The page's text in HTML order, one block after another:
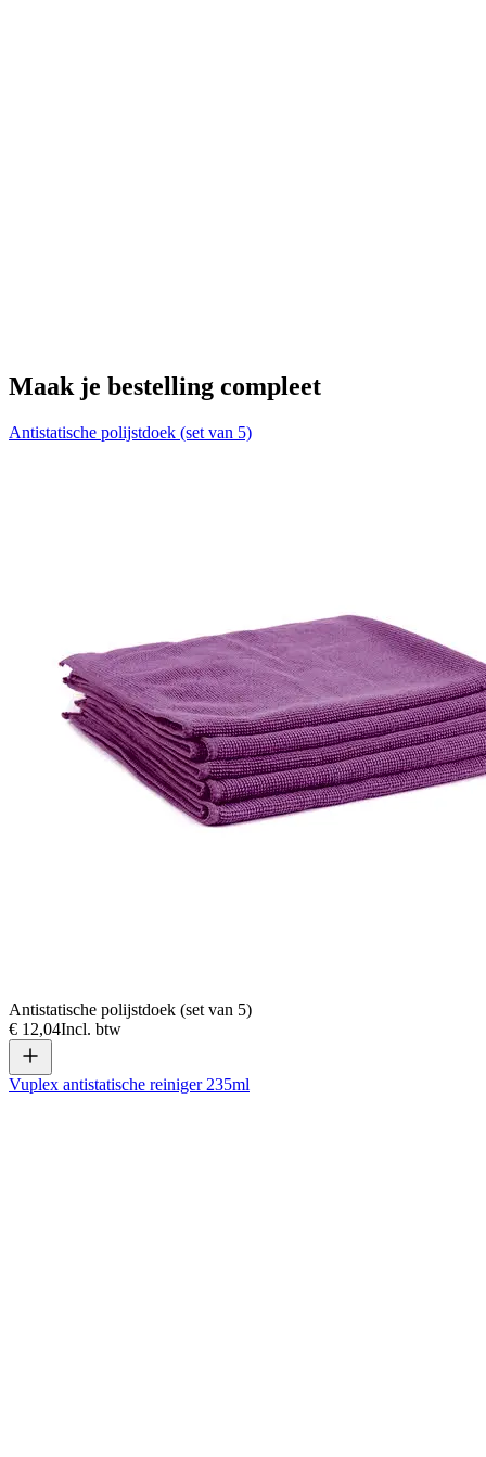
Maak je bestelling compleet
Antistatische polijstdoek (set van 5)
Antistatische polijstdoek (set van 5)
€ 12,04Incl. btw
Vuplex antistatische reiniger 235ml